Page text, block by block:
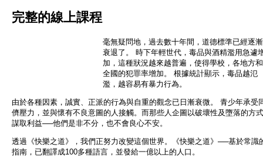
完整的線上課程
毫無疑問地，過去數十年間，道德標準已經逐漸
衰退了。 時下年輕世代，毒品與酒精濫用急遽
加，這種狀況越來越普遍，使得學校，各地方和
全國的犯罪率增加。 根據統計顯示，毒品越氾
濫，越容易有暴力行為。
由於各種因素，誠實、正派的行為與自重的觀念已日漸衰微。 青少年承受
儕壓力，並與懷有不良意圖的人接觸。而那些人企圖以破壞性及墮落的方式
謀取利益──他們是非不分，也不會良心不安。
透過《快樂之道》，我們正努力改變這個世界。《快樂之道》──基於常識
指南，已翻譯成100多種語言，並發給一億以上的人口。